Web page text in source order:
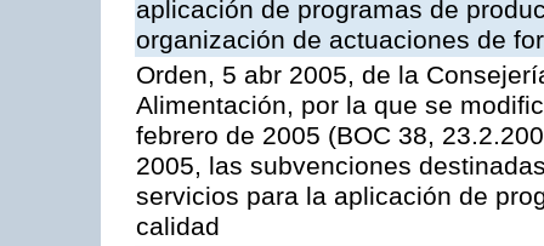
aplicación de programas de
organización de actuaciones de
Orden, 5 abr 2005, de la
Alimentación, por la que se
febrero de 2005 (BOC 38,
2005, las subvenciones
servicios para la aplicación de
calidad